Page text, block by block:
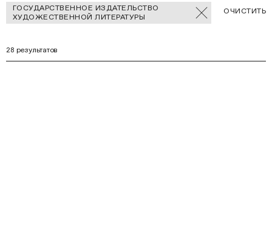
Отмеченные
фильтры
ГОСУДАРСТВЕННОЕ ИЗДАТЕЛЬСТВО
ХУДОЖЕСТВЕННОЙ ЛИТЕРАТУРЫ
ОЧИСТИТЬ
28 результатов